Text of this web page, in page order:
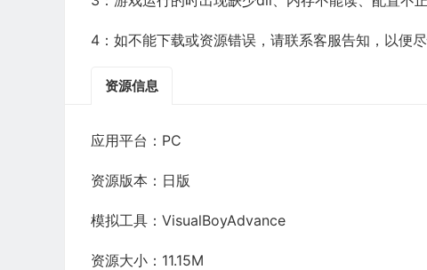
4：如不能下载或资源错误，请联系客服告知，以便尽
资源信息
应用平台：PC
资源版本：日版
模拟工具：VisualBoyAdvance
资源大小：11.15M